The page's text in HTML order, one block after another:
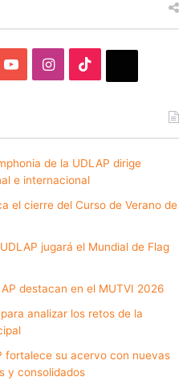
YouTubeInstagram
de la UDLAP dirige
e internacional
el cierre del Curso de Verano de
jugará el Mundial de Flag
destacan en el MUTVI 2026
analizar los retos de la
fortalece su acervo con nuevas
y consolidados